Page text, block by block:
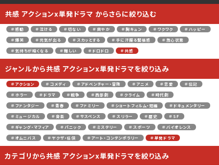
共感 アクションx単発ドラマ からさらに絞り込む
＃感動 ＃泣ける ＃切ない ＃爽やか ＃胸キュン ＃ワクワク
＃ハッピー
＃爆笑
＃元気が出る ＃スカッとする ＃手に汗握る緊張感
＃放心状態
＃気持ちが暗くなる
＃難しい ＃ドロドロ ＃共感
ジャンルから共感 アクションx単発ドラマを絞り込み
＃アクション ＃コメディ ＃アドベンチャー・冒険 ＃アニメ ＃恋愛
＃伝記
＃ホラー
＃ドラマ ＃戦争 ＃西部劇 ＃クライム
＃時代劇
＃ファンタジー
＃青春 ＃ファミリー ＃ショートフィルム・短編
＃ドキュメンタリー
＃ミュージカル
＃音楽 ＃サスペンス ＃スリラー ＃歴史
＃SF
＃ギャング・マフィア
＃パニック ＃ミステリー ＃スポーツ
＃バイオレンス
＃オムニバス
＃ヤクザ・任侠 ＃アート・コンテンポラリー ＃単発ドラマ
カテゴリから共感 アクションx単発ドラマを絞り込み